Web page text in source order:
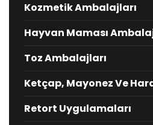
Kozmetik Ambalajları
Hayvan Maması
Toz Ambalajları
Ketçap, Mayonez Ve
Retort Uygulamaları